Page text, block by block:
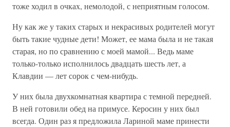
тоже ходил в очках, немолодой, с неприятным голосом.
Ну как же у таких старых и некрасивых родителей могут
быть такие чудные дети! Может, ее мама была и не такая
старая, но по сравнению с моей мамой... Ведь маме
только-только исполнилось двадцать шесть лет, а
Клавдии — лет сорок с чем-нибудь.
У них была двухкомнатная квартира с темной передней.
В ней готовили обед на примусе. Керосин у них был
всегда. Один раз я предложила Лариной маме принести